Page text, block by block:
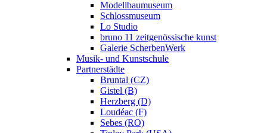
Modellbaumuseum
Schlossmuseum
Lo Studio
bruno 11 zeitgenössische kunst
Galerie ScherbenWerk
Musik- und Kunstschule
Partnerstädte
Bruntal (CZ)
Gistel (B)
Herzberg (D)
Loudéac (F)
Sebes (RO)